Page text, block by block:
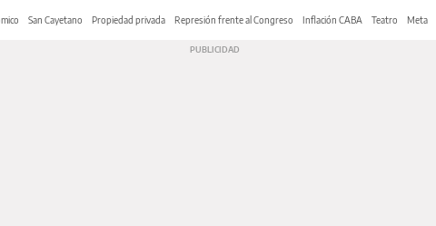
San Cayetano Propiedad privada Represión frente al Congreso Inflación CABA Teatro Meta